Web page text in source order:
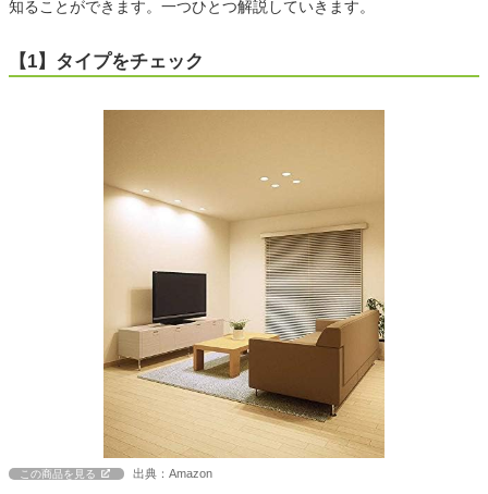
知ることができます。一つひとつ解説していきます。
【1】タイプをチェック
この商品を見る 出典：Amazon